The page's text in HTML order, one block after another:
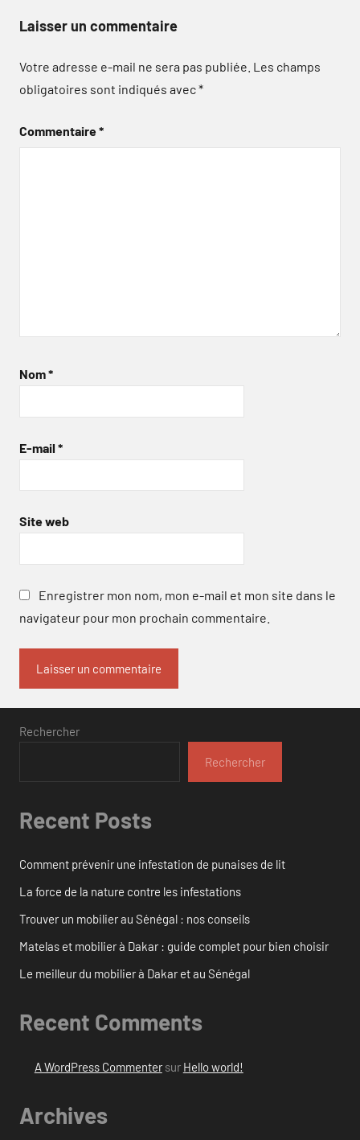
Laisser un commentaire
Votre adresse e-mail ne sera pas publiée. Les champs
obligatoires sont indiqués avec*
Commentaire*
Nom*
E-mail *
Site web
Enregistrer mon nom, mon e-mail et mon site dans le
navigateur pour mon prochain commentaire.
Rechercher
Rechercher
Recent Posts
Comment prévenir une infestation de punaises de lit
La force de la nature contre les infestations
Trouver un mobilier au Sénégal : nos conseils
Matelas et mobilier à Dakar : guide complet pour bien choisir
Le meilleur du mobilier à Dakar et au Sénégal
Recent Comments
A WordPress Commentersur Hello world!
Archives